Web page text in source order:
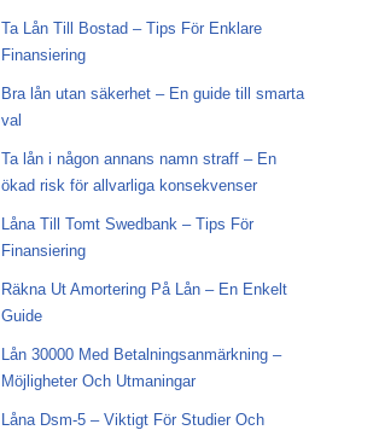
Ta Lån Till Bostad – Tips För Enklare
Finansiering
Bra lån utan säkerhet – En guide till smarta
val
Ta lån i någon annans namn straff – En
ökad risk för allvarliga konsekvenser
Låna Till Tomt Swedbank – Tips För
Finansiering
Räkna Ut Amortering På Lån – En Enkelt
Guide
Lån 30000 Med Betalningsanmärkning –
Möjligheter Och Utmaningar
Låna Dsm-5 – Viktigt För Studier Och